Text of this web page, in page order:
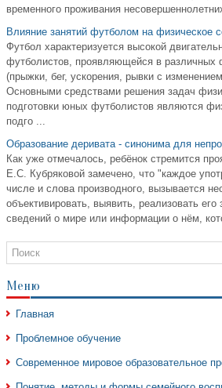
временного проживания
Влияние занятий футболом на физическое
Футбол характеризуется высокой
футболистов, проявляющейся в
(прыжки, бег, ускорения, рывки с
Основными средствами решения задач
подготовки юных футболистов являются
подго ...
Образование деривата - синонима для
Как уже отмечалось, ребёнок стремится
Е.С. Кубряковой замечено, что "каждое
числе и слова производного, вызывается
объективировать, выявить, реализовать его
сведений о мире или информации о нём,
Меню
Главная
Проблемное обучение
Современное мировое образовательное